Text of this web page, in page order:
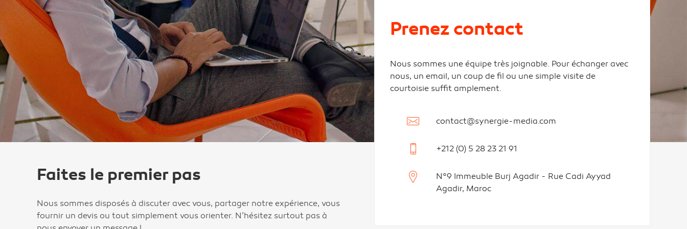
Prenez contact
Nous sommes une équipe très joignable. Pour échanger avec
nous, un email, un coup de fil ou une simple visite de
courtoisie suffit amplement.
contact@synergie-media.com
+212 (0) 5 28 23 21 91
N°9 Immeuble Burj Agadir - Rue Cadi Ayyad
Agadir, Maroc
Faites le premier pas
Nous sommes disposés à discuter avec vous, partager notre expérience, vous
fournir un devis ou tout simplement vous orienter. N’hésitez surtout pas à